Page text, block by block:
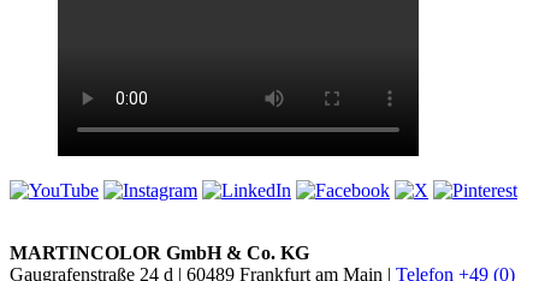
MARTINCOLOR GmbH & Co. KG
Gaugrafenstraße 24 d | 60489 Frankfurt am Main | Telefon +49 (0)